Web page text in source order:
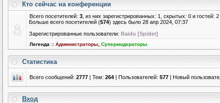
Кто сейчас на конференции
Всего посетителей: 3 , из них зарегистрированных: 1, скрытых: 0 и
Больше всего посетителей (574) здесь было 28 апр 2024, 07:37
Зарегистрированные пользователи: Baidu [Spider]
Легенда :: Администраторы Супермодераторы
Статистика
Всего сообщений: 2777 | Тем: 264 | Пользователей: 577 | Новый
Вход